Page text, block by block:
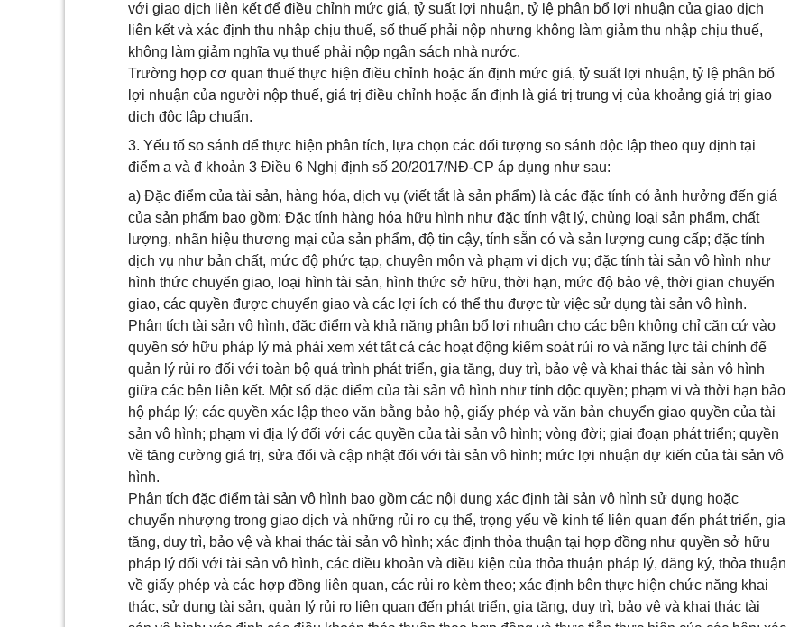
với giao dịch liên kết để điều chỉnh mức giá, tỷ suất lợi nhuận, tỷ lệ phân bổ lợi nhuận của giao dịch
liên kết và xác định thu nhập chịu thuế, số thuế phải nộp nhưng không làm giảm thu nhập chịu thuế,
không làm giảm nghĩa vụ thuế phải nộp ngân sách nhà nước.
Trường hợp cơ quan thuế thực hiện điều chỉnh hoặc ấn định mức giá, tỷ suất lợi nhuận, tỷ lệ phân bổ
lợi nhuận của người nộp thuế, giá trị điều chỉnh hoặc ấn định là giá trị trung vị của khoảng giá trị giao
dịch độc lập chuẩn.
3. Yếu tố so sánh để thực hiện phân tích, lựa chọn các đối tượng so sánh độc lập theo quy định tại
điểm a và đ khoản 3 Điều 6 Nghị định số 20/2017/NĐ-CP áp dụng như sau:
a) Đặc điểm của tài sản, hàng hóa, dịch vụ (viết tắt là sản phẩm) là các đặc tính có ảnh hưởng đến giá
của sản phẩm bao gồm: Đặc tính hàng hóa hữu hình như đặc tính vật lý, chủng loại sản phẩm, chất
lượng, nhãn hiệu thương mại của sản phẩm, độ tin cậy, tính sẵn có và sản lượng cung cấp; đặc tính
dịch vụ như bản chất, mức độ phức tạp, chuyên môn và phạm vi dịch vụ; đặc tính tài sản vô hình như
hình thức chuyển giao, loại hình tài sản, hình thức sở hữu, thời hạn, mức độ bảo vệ, thời gian chuyển
giao, các quyền được chuyển giao và các lợi ích có thể thu được từ việc sử dụng tài sản vô hình.
Phân tích tài sản vô hình, đặc điểm và khả năng phân bổ lợi nhuận cho các bên không chỉ căn cứ vào
quyền sở hữu pháp lý mà phải xem xét tất cả các hoạt động kiểm soát rủi ro và năng lực tài chính để
quản lý rủi ro đối với toàn bộ quá trình phát triển, gia tăng, duy trì, bảo vệ và khai thác tài sản vô hình
giữa các bên liên kết. Một số đặc điểm của tài sản vô hình như tính độc quyền; phạm vi và thời hạn bảo
hộ pháp lý; các quyền xác lập theo văn bằng bảo hộ, giấy phép và văn bản chuyển giao quyền của tài
sản vô hình; phạm vi địa lý đối với các quyền của tài sản vô hình; vòng đời; giai đoạn phát triển; quyền
về tăng cường giá trị, sửa đổi và cập nhật đối với tài sản vô hình; mức lợi nhuận dự kiến của tài sản vô
hình.
Phân tích đặc điểm tài sản vô hình bao gồm các nội dung xác định tài sản vô hình sử dụng hoặc
chuyển nhượng trong giao dịch và những rủi ro cụ thể, trọng yếu về kinh tế liên quan đến phát triển, gia
tăng, duy trì, bảo vệ và khai thác tài sản vô hình; xác định thỏa thuận tại hợp đồng như quyền sở hữu
pháp lý đối với tài sản vô hình, các điều khoản và điều kiện của thỏa thuận pháp lý, đăng ký, thỏa thuận
về giấy phép và các hợp đồng liên quan, các rủi ro kèm theo; xác định bên thực hiện chức năng khai
thác, sử dụng tài sản, quản lý rủi ro liên quan đến phát triển, gia tăng, duy trì, bảo vệ và khai thác tài